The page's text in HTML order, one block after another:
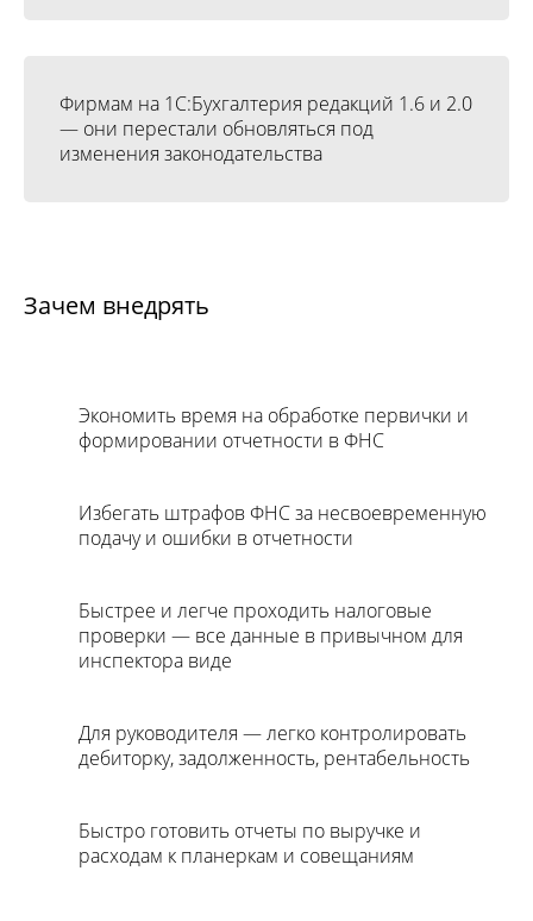
Фирмам на 1С:Бухгалтерия редакций 1.6 и 2.0
— они перестали обновляться под
изменения законодательства
Зачем внедрять
Экономить время на обработке первички и
формировании отчетности в ФНС
Избегать штрафов ФНС за несвоевременную
подачу и ошибки в отчетности
Быстрее и легче проходить налоговые
проверки — все данные в привычном для
инспектора виде
Для руководителя — легко контролировать
дебиторку, задолженность, рентабельность
Быстро готовить отчеты по выручке и
расходам к планеркам и совещаниям